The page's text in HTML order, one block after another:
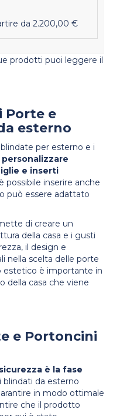
da 2.200,00 €
prodotti puoi leggere il
Porte e
esterno
per esterno e i
personalizzare
e inserti
possibile inserire anche
può essere adattato
di creare un
della casa e i gusti
il design e
nella scelta delle porte
estetico è importante in
della casa che viene
e Portoncini
è la fase
da esterno
in modo ottimale
che il prodotto